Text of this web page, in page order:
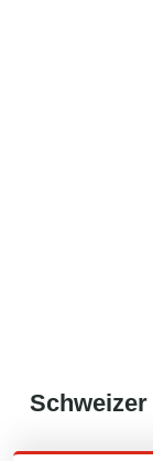
Schweizer